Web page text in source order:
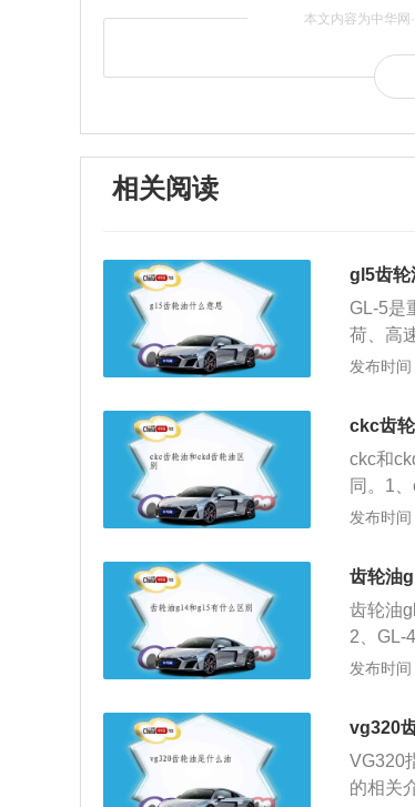
本文内容为中华网
相关阅读
gl5齿轮
GL-5是
荷、高
L-5)》
贮存。
于在高
以石油
种重要
长其使
发布时
ckc齿
ckc和
同。1
氧化性
L-CKC
齿轮的
度，极
合适的
油是性
抗磨性
伤、胶
发布时
齿轮油
齿轮油
2、GL-
轮。3
的。以
它和机
润滑齿
汽车转
发布时
vg320
VG320
的相关